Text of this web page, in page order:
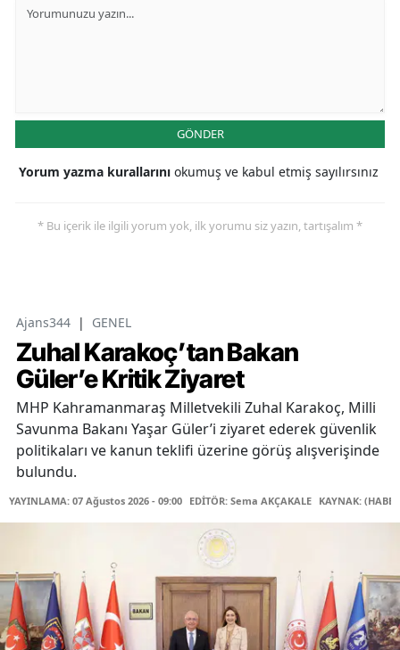
GÖNDER
Yorum yazma kurallarını okumuş ve kabul etmiş sayılırsınız
* Bu içerik ile ilgili yorum yok, ilk yorumu siz yazın, tartışalım *
Ajans344 | GENEL
Zuhal Karakoç’tan Bakan
Güler’e Kritik Ziyaret
MHP Kahramanmaraş Milletvekili Zuhal Karakoç, Milli
Savunma Bakanı Yaşar Güler’i ziyaret ederek güvenlik
politikaları ve kanun teklifi üzerine görüş alışverişinde
bulundu.
YAYINLAMA: 07 Ağustos 2026 - 09:00 EDİTÖR: Sema AKÇAKALE KAYNAK: